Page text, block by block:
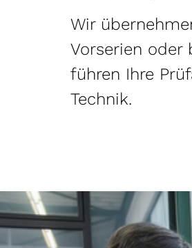
Wir
Vorserien oder
führen Ihre
Technik.